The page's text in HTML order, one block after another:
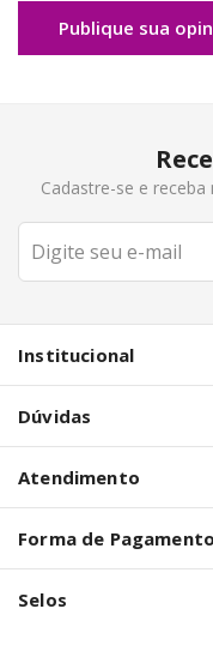
Publique sua
Cadastre-se e
Institucional
Dúvidas
Atendimento
Forma de Pagamento
Selos